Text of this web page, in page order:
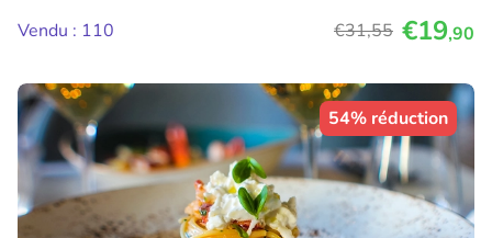
Vendu : 110
€31,55 €19,90
54% réduction